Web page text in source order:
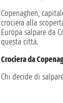
Copenaghen,
crociera alla
Europa salpare da
questa città.
Crociera da
Chi decide di